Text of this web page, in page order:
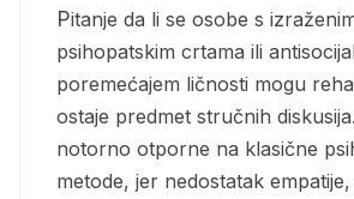
Pitanje da li se osobe s izraženim
psihopatskim crtama ili
poremećajem ličnosti mogu
ostaje predmet stručnih
notorno otporne na klasične
metode, jer nedostatak empatije,